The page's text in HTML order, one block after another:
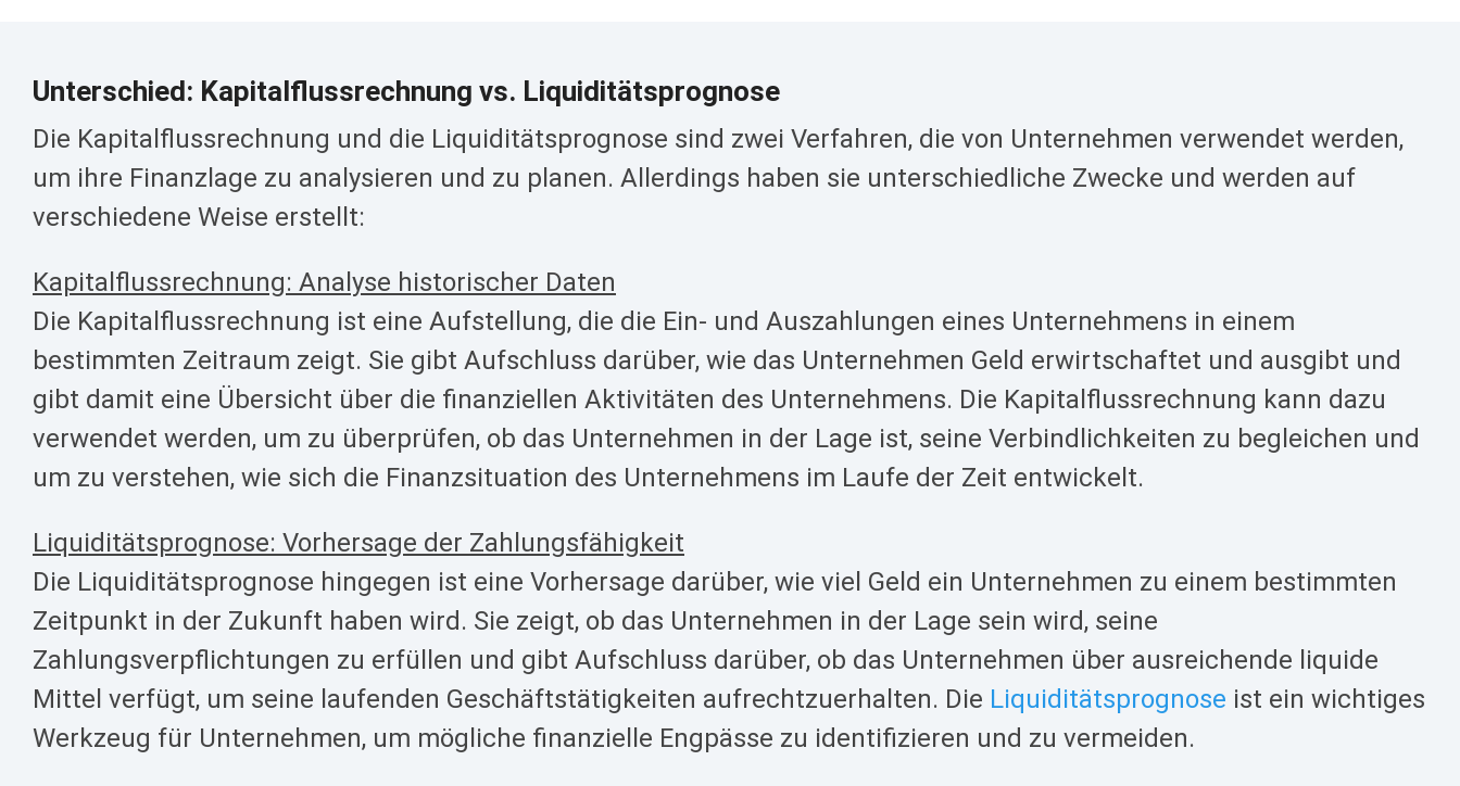
Unterschied: Kapitalflussrechnung vs. Liquiditätsprognose
Die Kapitalflussrechnung und die Liquiditätsprognose sind zwei Verfahren, die von Unternehmen verwendet werden,
um ihre Finanzlage zu analysieren und zu planen. Allerdings haben sie unterschiedliche Zwecke und werden auf
verschiedene Weise erstellt:
Kapitalflussrechnung: Analyse historischer Daten
Die Kapitalflussrechnung ist eine Aufstellung, die die Ein- und Auszahlungen eines Unternehmens in einem
bestimmten Zeitraum zeigt. Sie gibt Aufschluss darüber, wie das Unternehmen Geld erwirtschaftet und ausgibt und
gibt damit eine Übersicht über die finanziellen Aktivitäten des Unternehmens. Die Kapitalflussrechnung kann dazu
verwendet werden, um zu überprüfen, ob das Unternehmen in der Lage ist, seine Verbindlichkeiten zu begleichen und
um zu verstehen, wie sich die Finanzsituation des Unternehmens im Laufe der Zeit entwickelt.
Liquiditätsprognose: Vorhersage der Zahlungsfähigkeit
Die Liquiditätsprognose hingegen ist eine Vorhersage darüber, wie viel Geld ein Unternehmen zu einem bestimmten
Zeitpunkt in der Zukunft haben wird. Sie zeigt, ob das Unternehmen in der Lage sein wird, seine
Zahlungsverpflichtungen zu erfüllen und gibt Aufschluss darüber, ob das Unternehmen über ausreichende liquide
Mittel verfügt, um seine laufenden Geschäftstätigkeiten aufrechtzuerhalten. Die Liquiditätsprognose ist ein wichtiges
Werkzeug für Unternehmen, um mögliche finanzielle Engpässe zu identifizieren und zu vermeiden.